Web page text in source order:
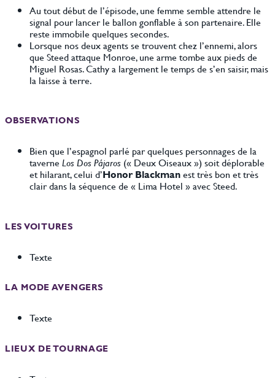
Au tout début de l’épisode, une femme semble attendre le
signal pour lancer le ballon gonflable à son partenaire. Elle
reste immobile quelques secondes.
Lorsque nos deux agents se trouvent chez l’ennemi, alors
que Steed attaque Monroe, une arme tombe aux pieds de
Miguel Rosas. Cathy a largement le temps de s’en saisir, mais
la laisse à terre.
OBSERVATIONS
Bien que l’espagnol parlé par quelques personnages de la
taverne Los Dos Pájaros (« Deux Oiseaux ») soit déplorable
et hilarant, celui d’Honor Blackmanest très bon et très
clair dans la séquence de « Lima Hotel » avec Steed.
LES VOITURES
Texte
LA MODE AVENGERS
Texte
LIEUX DE TOURNAGE